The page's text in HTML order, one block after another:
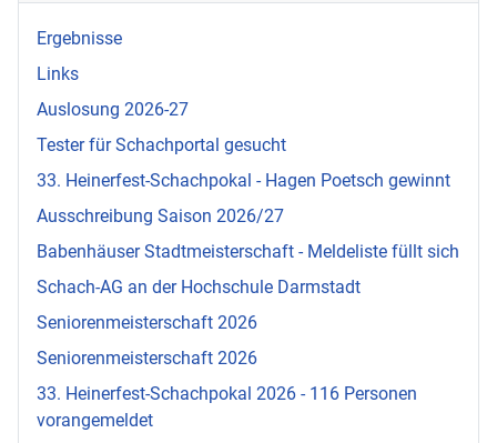
Ergebnisse
Links
Auslosung 2026-27
Tester für Schachportal gesucht
33. Heinerfest-Schachpokal - Hagen Poetsch gewinnt
Ausschreibung Saison 2026/27
Babenhäuser Stadtmeisterschaft - Meldeliste füllt sich
Schach-AG an der Hochschule Darmstadt
Seniorenmeisterschaft 2026
Seniorenmeisterschaft 2026
33. Heinerfest-Schachpokal 2026 - 116 Personen
vorangemeldet